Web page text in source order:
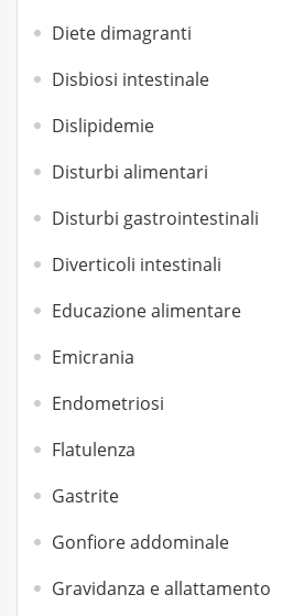
Diete dimagranti
Disbiosi intestinale
Dislipidemie
Disturbi alimentari
Disturbi gastrointestinali
Diverticoli intestinali
Educazione alimentare
Emicrania
Endometriosi
Flatulenza
Gastrite
Gonfiore addominale
Gravidanza e allattamento